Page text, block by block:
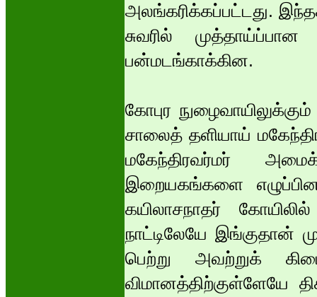
அலங்கரிக்கப்பட்டது.
சுவரில்
பன்மடங்காக்கின.
கோபுர
சாலைத் தளியாய்
மகேந்திரவர்மர்
இறையகங்களை
கயிலாசநாதர்
நாட்டிலேயே இங்குதான்
பெற்று அவற்றுக்
விமானத்திற்குள்ளேயே